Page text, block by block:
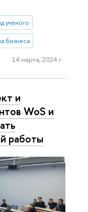
ученого
бизнеса
14 марта, 2024 г.
и
WoS и
работы